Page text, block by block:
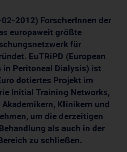
2012) ForscherInnen der
europaweit größte
für
EuTRiPD (European
in Peritoneal Dialysis) ist
dotiertes Projekt im
Initial Training Networks,
Klinikern und
um die derzeitigen
als auch in der
zu schließen.